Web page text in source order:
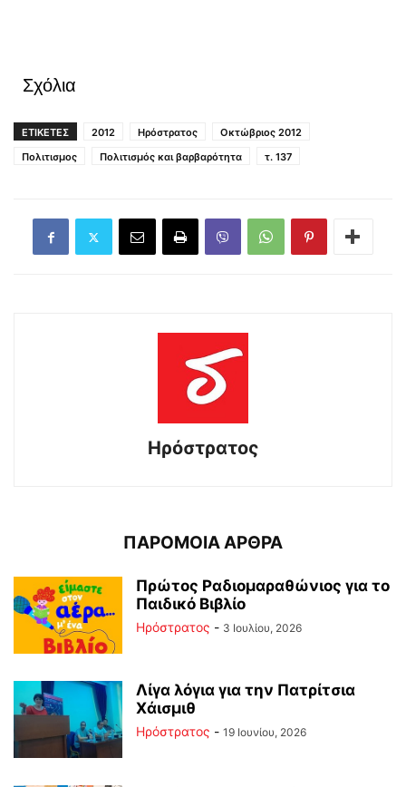
Σχόλια
ΕΤΙΚΕΤΕΣ 2012 Ηρόστρατος
Οκτώβριος 2012
Πολιτισμος
Πολιτισμός και βαρβαρότητα τ. 137
Ηρόστρατος
ΠΑΡΟΜΟΙΑ ΑΡΘΡΑ
Πρώτος Ραδιομαραθώνιος για το
Παιδικό Βιβλίο
Ηρόστρατος - 3 Ιουλίου, 2026
Λίγα λόγια για την Πατρίτσια
Χάισμιθ
Ηρόστρατος - 19 Ιουνίου, 2026